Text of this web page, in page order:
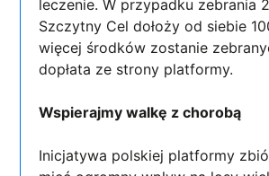
leczenie. W przypadku zebrania
Szczytny Cel dołoży od siebie
więcej środków zostanie
dopłata ze strony platformy.
Wspierajmy walkę z chorobą
Inicjatywa polskiej platformy